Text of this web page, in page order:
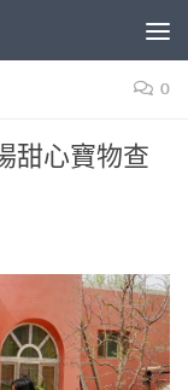
0
甜心寶物查